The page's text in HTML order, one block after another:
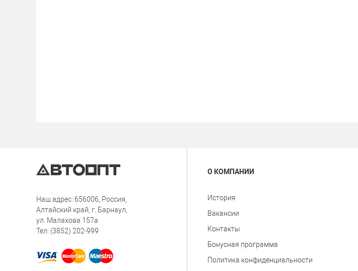
Наш адрес: 656006, Россия,
Алтайский край, г. Барнаул,
ул. Малахова 157а
Тел: (3852) 202-999
О КОМПАНИИ
История
Вакансии
Контакты
Бонусная программа
Политика конфиденциальности